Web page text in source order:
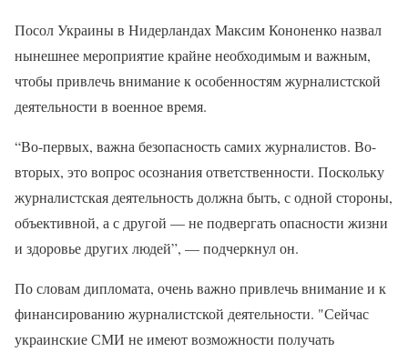
Посол Украины в Нидерландах Максим Кононенко назвал
нынешнее мероприятие крайне необходимым и важным,
чтобы привлечь внимание к особенностям журналистской
деятельности в военное время.
“Во-первых, важна безопасность самих журналистов. Во-
вторых, это вопрос осознания ответственности. Поскольку
журналистская деятельность должна быть, с одной стороны,
объективной, а с другой — не подвергать опасности жизни
и здоровье других людей”, — подчеркнул он.
По словам дипломата, очень важно привлечь внимание и к
финансированию журналистской деятельности. "Сейчас
украинские СМИ не имеют возможности получать